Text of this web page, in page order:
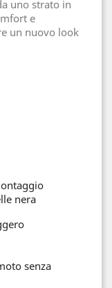
uno strato in
e
un nuovo look
nera
senza